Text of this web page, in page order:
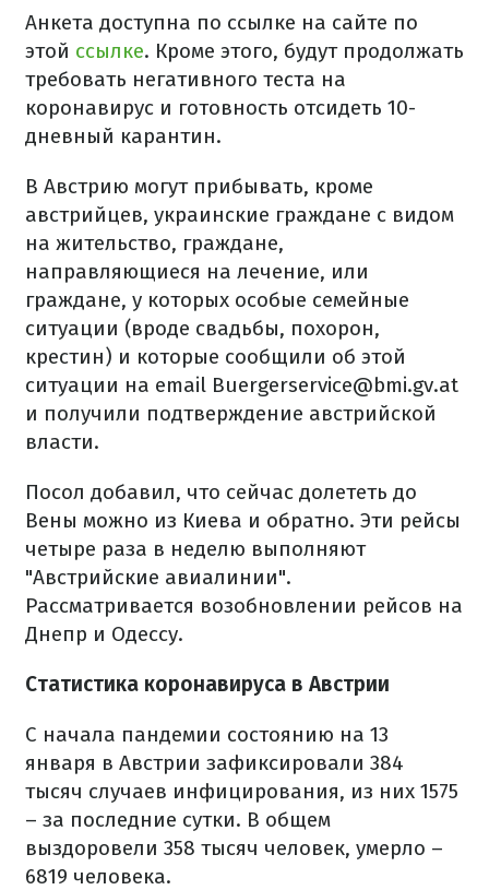
Анкета доступна по ссылке на сайте по
этой ссылке. Кроме этого, будут продолжать
требовать негативного теста на
коронавирус и готовность отсидеть 10-
дневный карантин.
В Австрию могут прибывать, кроме
австрийцев, украинские граждане с видом
на жительство, граждане,
направляющиеся на лечение, или
граждане, у которых особые семейные
ситуации (вроде свадьбы, похорон,
крестин) и которые сообщили об этой
ситуации на email Buergerservice@bmi.gv.at
и получили подтверждение австрийской
власти.
Посол добавил, что сейчас долететь до
Вены можно из Киева и обратно. Эти рейсы
четыре раза в неделю выполняют
"Австрийские авиалинии".
Рассматривается возобновлении рейсов на
Днепр и Одессу.
Статистика коронавируса в Австрии
С начала пандемии состоянию на 13
января в Австрии зафиксировали 384
тысяч случаев инфицирования, из них 1575
– за последние сутки. В общем
выздоровели 358 тысяч человек, умерло –
6819 человека.